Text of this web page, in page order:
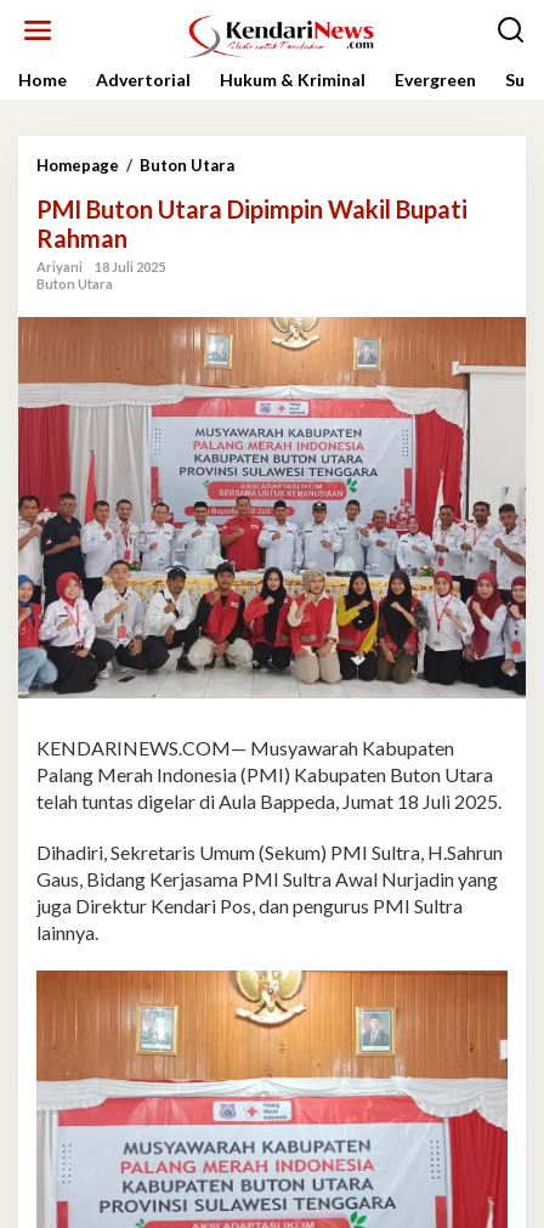
Home
Advertorial Hukum & Kriminal Evergreen
Homepage / Buton UtaraPMI
Utara
Dipimpin
PMI Buton Utara Dipimpin Wakil Bupati
Rahman
Ariyani
18 Juli 2025
Buton Utara
KENDARINEWS.COM— Musyawarah Kabupaten
Palang Merah Indonesia (PMI) Kabupaten Buton Utara
telah tuntas digelar di Aula Bappeda, Jumat 18 Juli 2025.
Dihadiri, Sekretaris Umum (Sekum) PMI Sultra, H.Sahrun
Gaus, Bidang Kerjasama PMI Sultra Awal Nurjadin yang
juga Direktur Kendari Pos, dan pengurus PMI Sultra
lainnya.